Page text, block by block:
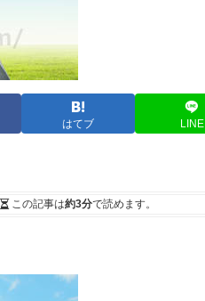
はてブ LINE
この記事は約3分で読めます。